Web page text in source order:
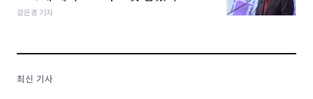
강은경 기자
최신 기사